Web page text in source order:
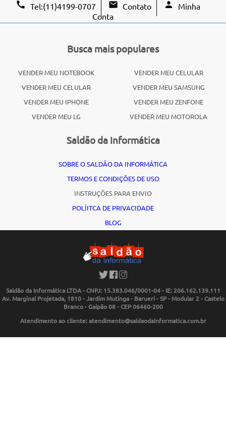
Tel:(11)4199-0707 Contato
Minha
Conta
Busca mais populares
VENDER MEU NOTEBOOK
VENDER MEU CELULAR
VENDER MEU CELULAR
VENDER MEU SAMSUNG
VENDER MEU IPHONE
VENDER MEU ZENFONE
VENDER MEU LG
VENDER MEU MOTOROLA
Saldão da Informática
SOBRE O SALDÃO DA INFORMÁTICA
TERMOS E CONDIÇÕES DE USO
INSTRUÇÕES PARA ENVIO
POLÍITCA DE PRIVACIDADE
BLOG
Saldão da Informática LTDA - CNPJ: 15.383.046/0001-04 - IE: 206.162.139.111
Av. Marginal Projetada, 1810 - Jardim Mutinga - Barueri - SP - Modular 2 - Castelo
Branco - Galpão 08 - CEP 06460-200
Atendimento ao cliente: atendimento@saldaodainformatica.com.br